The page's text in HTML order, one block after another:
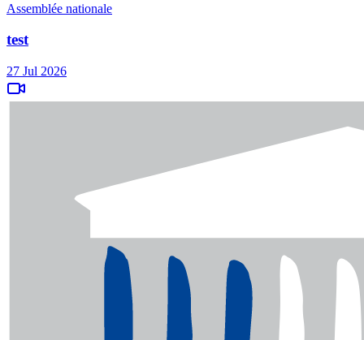
Assemblée nationale
test
27 Jul 2026